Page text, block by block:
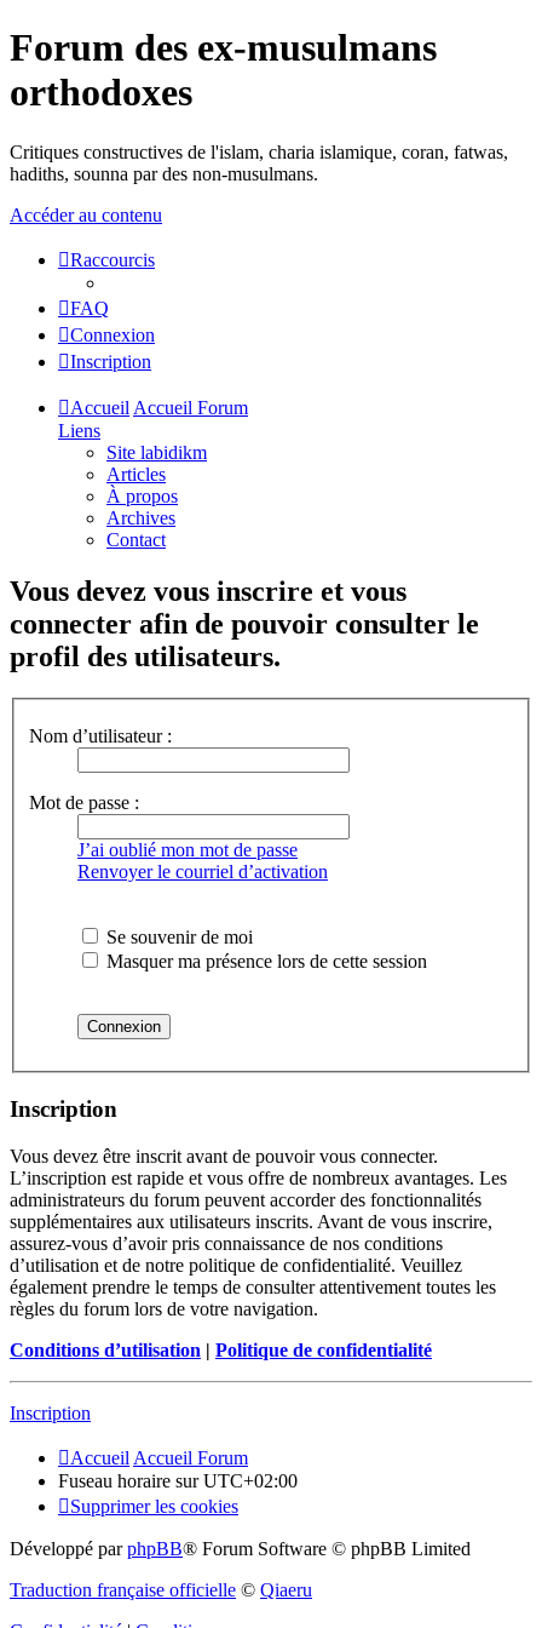
Forum des ex-musulmans
orthodoxes
Critiques constructives de l'islam, charia islamique, coran, fatwas,
hadiths, sounna par des non-musulmans.
Accéder au contenu
Raccourcis
FAQ
Connexion
Inscription
Accueil Accueil Forum
Liens
Site labidikm
Articles
À propos
Archives
Contact
Vous devez vous inscrire et vous
connecter afin de pouvoir consulter le
profil des utilisateurs.
Nom d’utilisateur :
Mot de passe :
J’ai oublié mon mot de passe
Renvoyer le courriel d’activation
Se souvenir de moi
Masquer ma présence lors de cette session
Inscription
Vous devez être inscrit avant de pouvoir vous connecter.
L’inscription est rapide et vous offre de nombreux avantages. Les
administrateurs du forum peuvent accorder des fonctionnalités
supplémentaires aux utilisateurs inscrits. Avant de vous inscrire,
assurez-vous d’avoir pris connaissance de nos conditions
d’utilisation et de notre politique de confidentialité. Veuillez
également prendre le temps de consulter attentivement toutes les
règles du forum lors de votre navigation.
Conditions d’utilisation | Politique de confidentialité
Inscription
Accueil Accueil Forum
Fuseau horaire surUTC+02:00
Supprimer les cookies
Développé parphpBB® Forum Software © phpBB Limited
Traduction française officielle © Qiaeru